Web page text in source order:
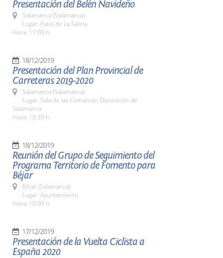
Presentación del Belén Navideño
Salamanca (Salamanca)
Lugar: Patio de La Salina
Hora: 11:00 h.
18/12/2019
Presentación del Plan Provincial de
Carreteras 2019-2020
Salamanca (Salamanca)
Lugar: Sala de las Comarcas. Diputación de
Salamanca
Hora: 10:30 h.
18/12/2019
Reunión del Grupo de Seguimiento del
Programa Territorio de Fomento para
Béjar
Béjar (Salamanca)
Lugar: Ayuntamiento
Hora: 10:00 h.
17/12/2019
Presentación de la Vuelta Ciclista a
España 2020